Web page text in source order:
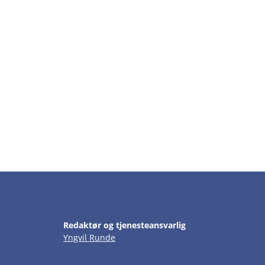
Redaktør og tjenesteansvarlig
Yngvil Runde